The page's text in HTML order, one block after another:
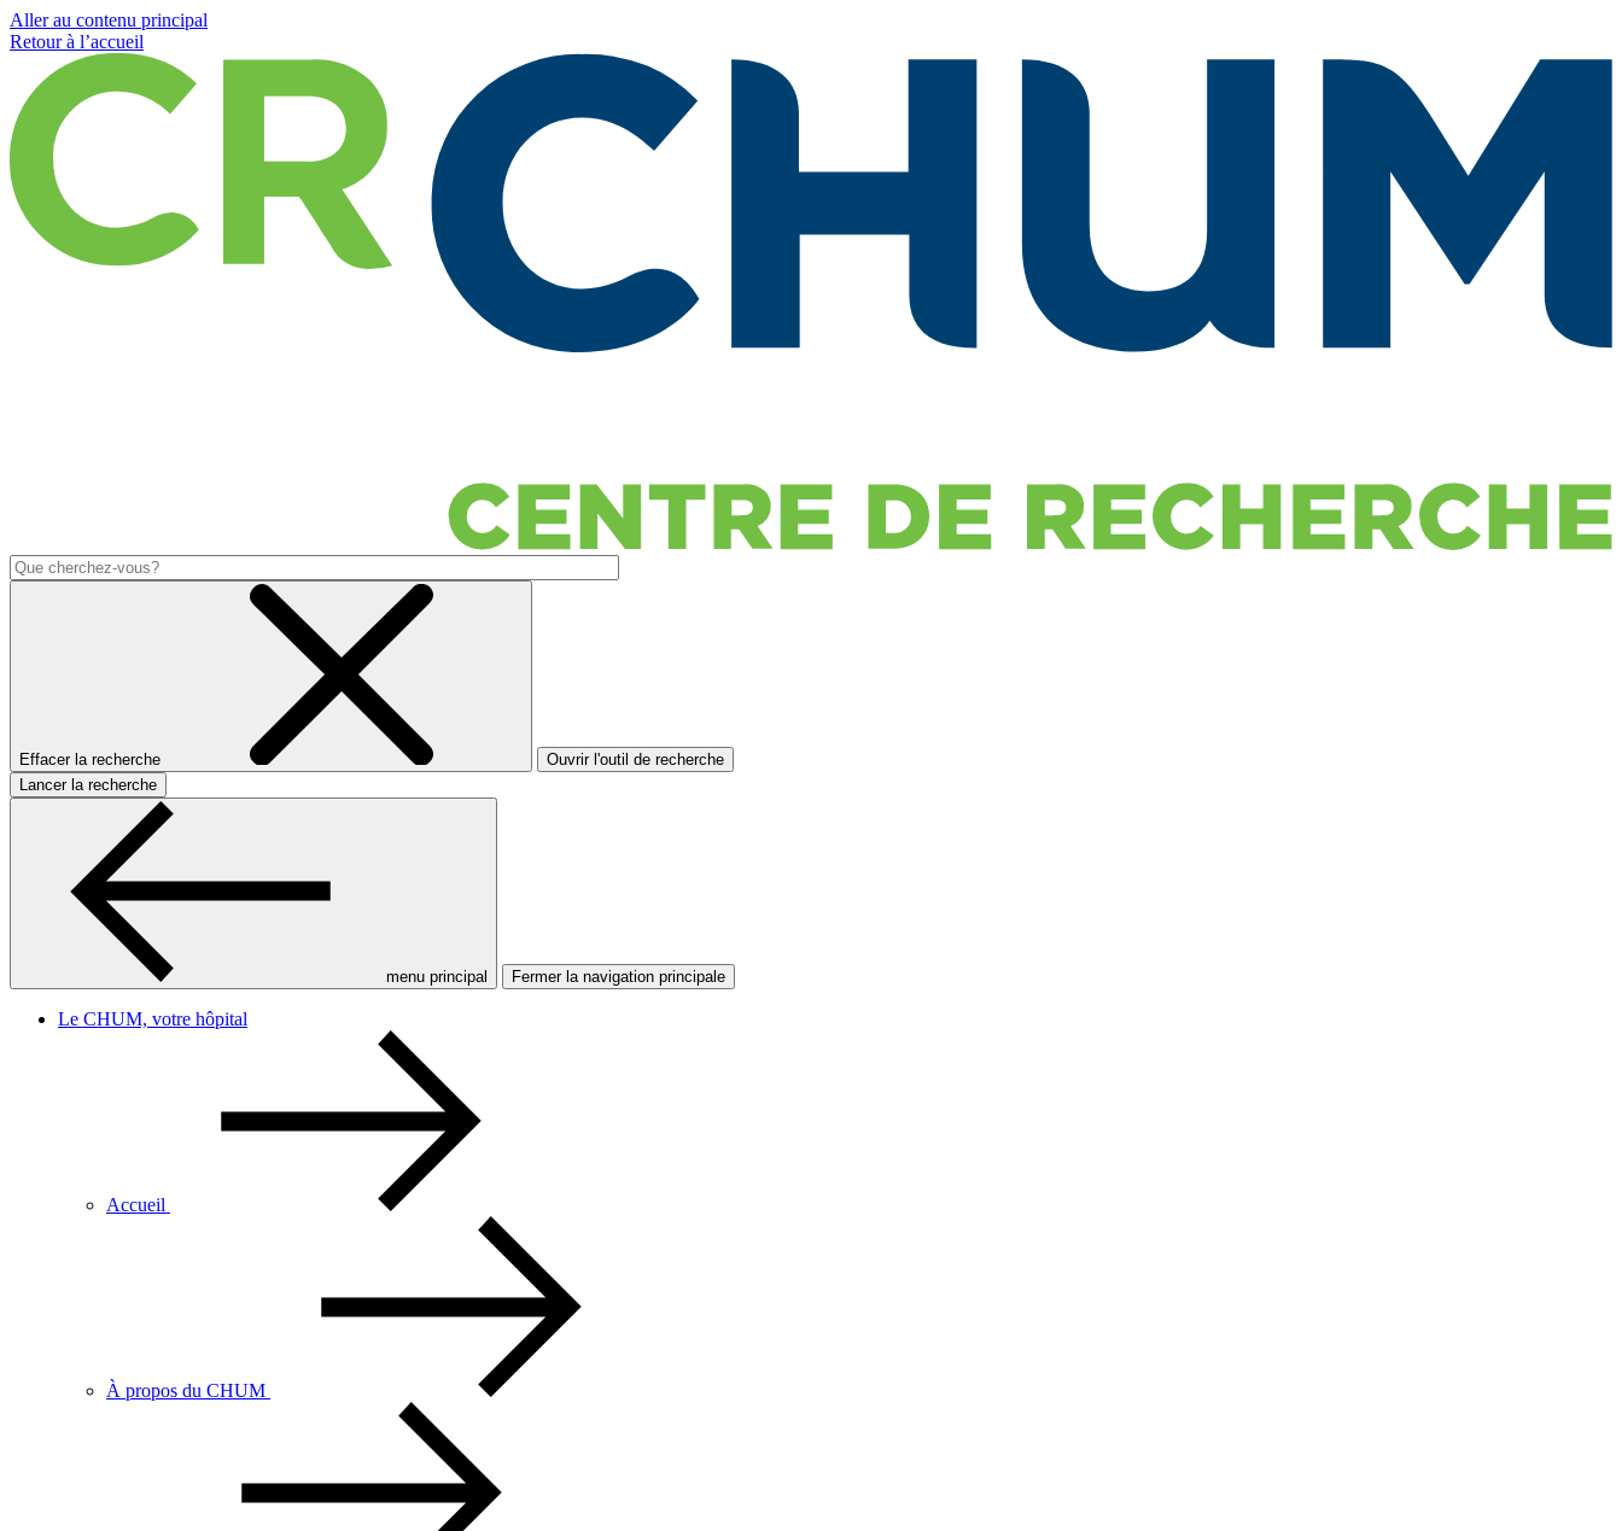
Aller au contenu principal
Retour à l’accueil
Effacer la recherche
Ouvrir l'outil de recherche
Lancer la recherche
menu principal Fermer la navigation principale
Le CHUM, votre hôpital
Accueil
À propos du CHUM